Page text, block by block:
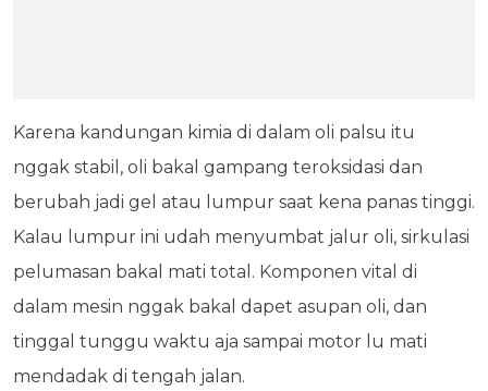
Karena kandungan kimia di dalam oli palsu itu
nggak stabil, oli bakal gampang teroksidasi dan
berubah jadi gel atau lumpur saat kena panas tinggi.
Kalau lumpur ini udah menyumbat jalur oli, sirkulasi
pelumasan bakal mati total. Komponen vital di
dalam mesin nggak bakal dapet asupan oli, dan
tinggal tunggu waktu aja sampai motor lu mati
mendadak di tengah jalan.